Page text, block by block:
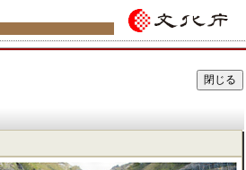
要文化財